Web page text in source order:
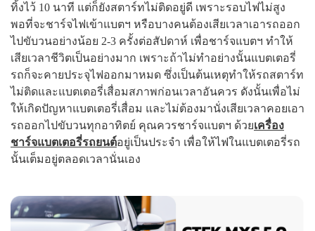
ทิ้งไว้ 10 นาที แต่ก็ยังสตาร์ทไม่ติดอยู่ดี เพราะรอบไฟไม่สูง
พอที่จะชาร์จไฟเข้าแบตฯ หรือบางคนต้องเสียเวลาเอารถออก
ไปขับวนอย่างน้อย 2-3 ครั้งต่อสัปดาห์ เพื่อชาร์จแบตฯ ทำให้
เสียเวลาชีวิตเป็นอย่างมาก เพราะถ้าไม่ทำอย่างนั้นแบตเตอรี่
รถก็จะคายประจุไฟออกมาหมด ซึ่งเป็นต้นเหตุทำให้รถสตาร์ท
ไม่ติดและแบตเตอรี่เสื่อมสภาพก่อนเวลาอันควร ดังนั้นเพื่อไม่
ให้เกิดปัญหาแบตเตอรี่เสื่อม และไม่ต้องมานั่งเสียเวลาคอยเอา
รถออกไปขับวนทุกอาทิตย์ คุณควรชาร์จแบตฯ ด้วยเครื่อง
ชาร์จแบตเตอรี่รถยนต์อยู่เป็นประจำ เพื่อให้ไฟในแบตเตอรี่รถ
นั้นเต็มอยู่ตลอดเวลานั่นเอง